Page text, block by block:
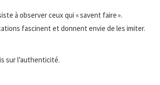
à observer ceux qui « savent faire ».
fascinent et donnent envie de les imiter.
sur l’authenticité.